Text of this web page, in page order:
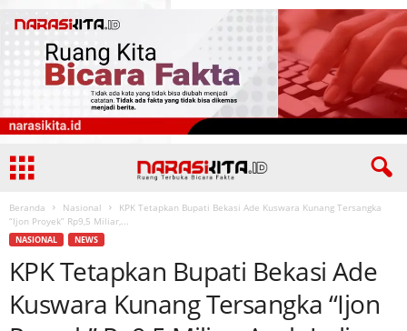
Beranda Nasional
KPK Tetapkan Bupati Bekasi Ade Kuswara Kunang Tersangka
“Ijon Proyek” Rp9,5 Miliar,...
NASIONAL NEWS
KPK Tetapkan Bupati Bekasi Ade
Kuswara Kunang Tersangka “Ijon